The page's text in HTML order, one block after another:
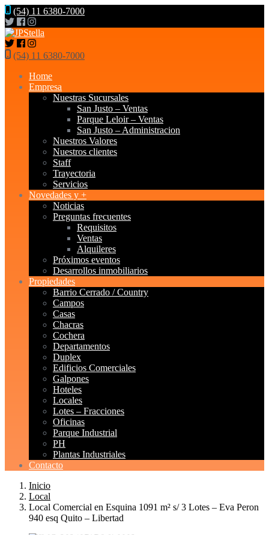
(54) 11 6380-7000
(54) 11 6380-7000
Home
Empresa
Nuestras Sucursales
San Justo – Ventas
Parque Leloir – Ventas
San Justo – Administracion
Nuestros Valores
Nuestros clientes
Staff
Trayectoria
Servicios
Novedades y +
Noticias
Preguntas frecuentes
Requisitos
Ventas
Alquileres
Próximos eventos
Desarrollos inmobiliarios
Propiedades
Barrio Cerrado / Country
Campos
Casas
Chacras
Cochera
Departamentos
Duplex
Edificios Comerciales
Galpones
Hoteles
Locales
Lotes – Fracciones
Oficinas
Parque Industrial
PH
Plantas Industriales
Contacto
Inicio
Local
Local Comercial en Esquina 1091 m² s/ 3 Lotes – Eva Peron
940 esq Quito – Libertad